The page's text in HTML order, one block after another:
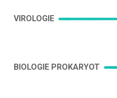
VIROLOGIE
BIOLOGIE PROKARYOT